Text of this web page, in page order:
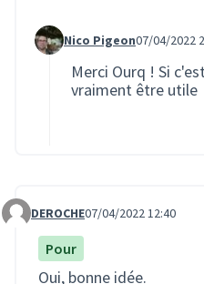
Commentaire 259
Nico Pigeon07/04/2022
Merci Ourq ! Si
vraiment être utile
Commentaire 249
DEROCHE07/04/2022 12:40
Pour
Oui, bonne idée.